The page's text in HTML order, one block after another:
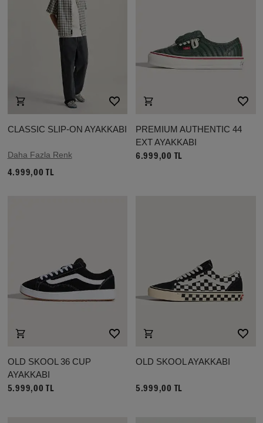
CLASSIC SLIP-ON AYAKKABI
Daha Fazla Renk
4.999,00 TL
PREMIUM AUTHENTIC 44
EXT AYAKKABI
6.999,00 TL
OLD SKOOL 36 CUP
AYAKKABI
5.999,00 TL
OLD SKOOL AYAKKABI
5.999,00 TL